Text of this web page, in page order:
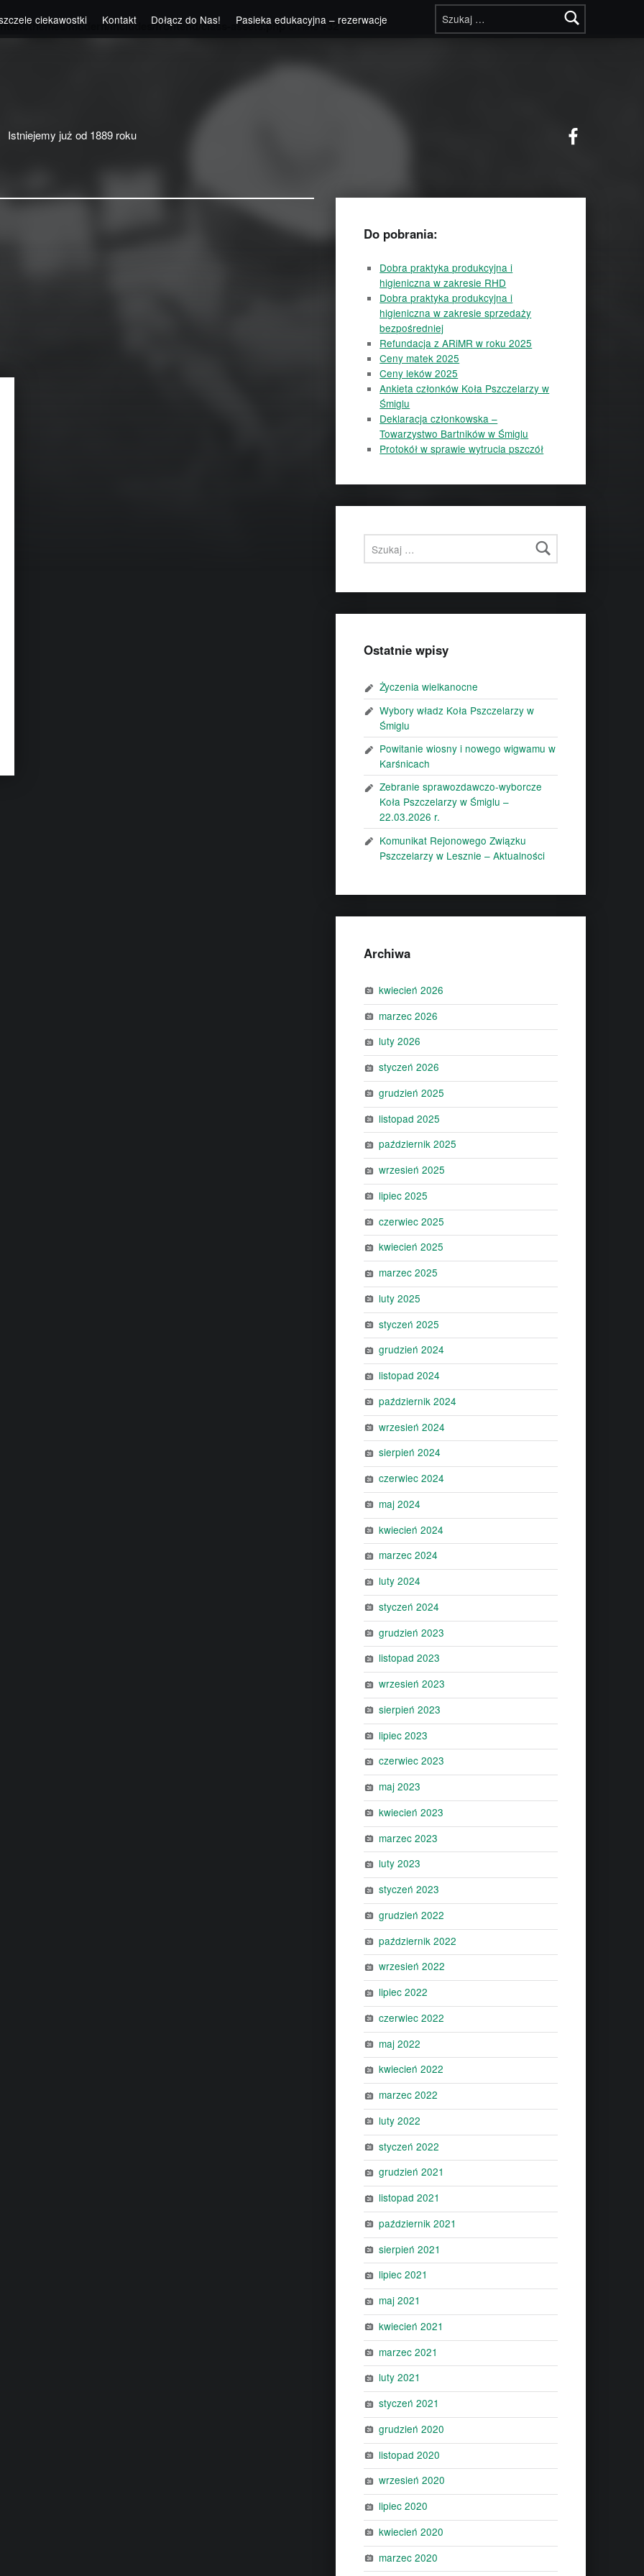
themes/modern/includes/frontend/class-assets.phpon line132
Szukaj:
ciekawostki Kontakt Dołącz do Nas! Pasieka edukacyjna – rezerwacje
Istniejemy już od 1889 roku
Do pobrania:
Dobra praktyka produkcyjna i
higieniczna w zakresie RHD
Dobra praktyka produkcyjna i
higieniczna w zakresie sprzedaży
bezpośredniej
Refundacja z ARiMR w roku 2025
Ceny matek 2025
Ceny leków 2025
Ankieta członków Koła Pszczelarzy w
Śmiglu
Deklaracja członkowska –
Towarzystwo Bartników w Śmiglu
Protokół w sprawie wytrucia pszczół
Szukaj:
Ostatnie wpisy
Życzenia wielkanocne
Wybory władz Koła Pszczelarzy w
Śmiglu
Powitanie wiosny i nowego wigwamu w
Karśnicach
Zebranie sprawozdawczo-wyborcze
Koła Pszczelarzy w Śmiglu –
22.03.2026 r.
Komunikat Rejonowego Związku
Pszczelarzy w Lesznie – Aktualności
Archiwa
kwiecień 2026
marzec 2026
luty 2026
styczeń 2026
grudzień 2025
listopad 2025
październik 2025
wrzesień 2025
lipiec 2025
czerwiec 2025
kwiecień 2025
marzec 2025
luty 2025
styczeń 2025
grudzień 2024
listopad 2024
październik 2024
wrzesień 2024
sierpień 2024
czerwiec 2024
maj 2024
kwiecień 2024
marzec 2024
luty 2024
styczeń 2024
grudzień 2023
listopad 2023
wrzesień 2023
sierpień 2023
lipiec 2023
czerwiec 2023
maj 2023
kwiecień 2023
marzec 2023
luty 2023
styczeń 2023
grudzień 2022
październik 2022
wrzesień 2022
lipiec 2022
czerwiec 2022
maj 2022
kwiecień 2022
marzec 2022
luty 2022
styczeń 2022
grudzień 2021
listopad 2021
październik 2021
sierpień 2021
lipiec 2021
maj 2021
kwiecień 2021
marzec 2021
luty 2021
styczeń 2021
grudzień 2020
listopad 2020
wrzesień 2020
lipiec 2020
kwiecień 2020
marzec 2020